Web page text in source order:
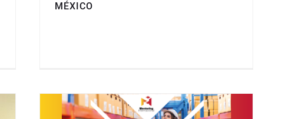
MÉXICO